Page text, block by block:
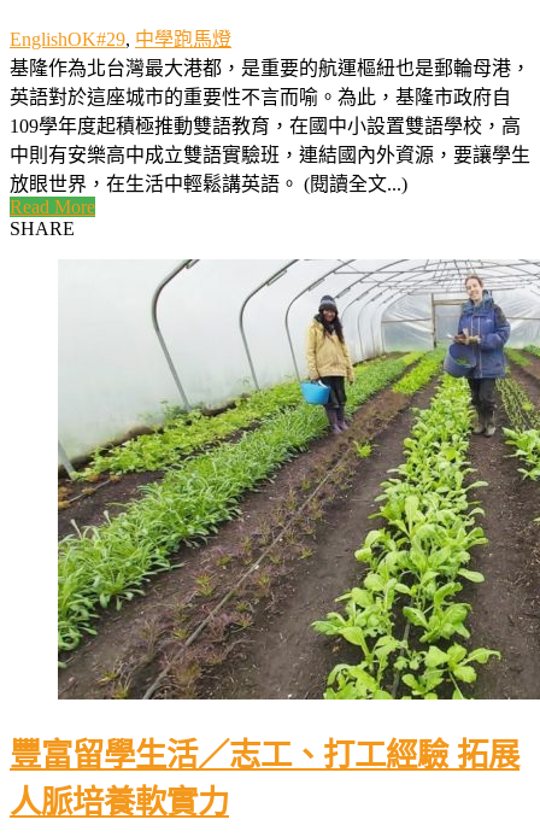
EnglishOK#29, 中學跑馬燈
基隆作為北台灣最大港都，是重要的航運樞紐也是郵輪母港，
英語對於這座城市的重要性不言而喻。為此，基隆市政府自
109學年度起積極推動雙語教育，在國中小設置雙語學校，高
中則有安樂高中成立雙語實驗班，連結國內外資源，要讓學生
放眼世界，在生活中輕鬆講英語。 (閱讀全文...)
Read More
SHARE
豐富留學生活／志工、打工經驗 拓展
人脈培養軟實力